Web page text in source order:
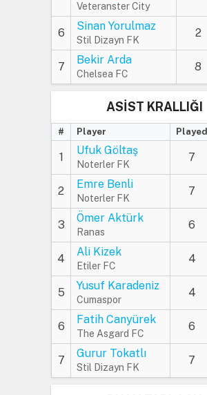
Veteranster City
6
Sinan Yorulmaz
Stil Dizayn FK
2
7
Bekir Arda
Chelsea FC
8
ASİST KRALLIĞI
# Player Played
1
Ufuk Göltaş
Noterler FK
7
2
Emre Benli
Noterler FK
7
3
Ömer Aktürk
Ranas
6
4
Ali Kizek
Etiler FC
4
5
Yusuf Karadeniz
Cumaspor
4
6
Fatih Canyürek
The Asgard FC
6
7
Gurur Tokatlı
Stil Dizayn FK
7